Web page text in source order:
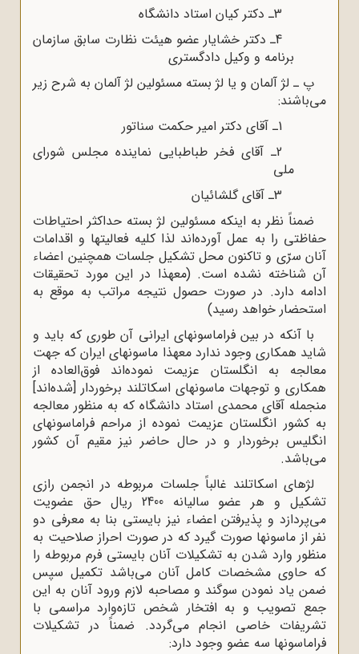
3ـ دکتر کیان استاد دانشگاه
4ـ دکتر خشایار عضو هیئت نظارت سابق سازمان
برنامه و وکیل دادگسترى
پ ـ لژ آلمان و یا لژ بسته مسئولین لژ آلمان به شرح زیر
مى‌باشند:
1ـ آقاى دکتر امیر حکمت سناتور
2ـ آقاى فخر طباطبایى نماینده مجلس شوراى
ملى
3ـ آقاى گلشائیان
ضمناً نظر به اینکه مسئولین لژ بسته حداکثر احتیاطات
حفاظتى را به عمل آورده‌اند لذا کلیه فعالیتها و اقدامات
آنان سرّى و تاکنون محل تشکیل جلسات همچنین اعضاء
آن شناخته نشده است. (معهذا در این مورد تحقیقات
ادامه دارد. در صورت حصول نتیجه مراتب به موقع به
استحضار خواهد رسید)
با آنکه در بین فراماسونهاى ایرانى آن طورى که باید و
شاید همکارى وجود ندارد معهذا ماسونهاى ایران که جهت
معالجه به انگلستان عزیمت نموده‌اند فوق‌العاده از
همکارى و توجهات ماسونهاى اسکاتلند برخوردار [شده‌اند]
منجمله آقاى محمدى استاد دانشگاه که به منظور معالجه
به کشور انگلستان عزیمت نموده از مراحم فراماسونهاى
انگلیس برخوردار و در حال حاضر نیز مقیم آن کشور
مى‌باشد.
لژهاى اسکاتلند غالباً جلسات مربوطه در انجمن رازى
تشکیل و هر عضو سالیانه 2400 ریال حق عضویت
مى‌پردازد و پذیرفتن اعضاء نیز بایستى بنا به معرفى دو
نفر از ماسونها صورت گیرد که در صورت احراز صلاحیت به
منظور وارد شدن به تشکیلات آنان بایستى فرم مربوطه را
که حاوى مشخصات کامل آنان مى‌باشد تکمیل سپس
ضمن یاد نمودن سوگند و مصاحبه لازم ورود آنان به این
جمع تصویب و به افتخار شخص تازه‌وارد مراسمى با
تشریفات خاصى انجام مى‌گردد. ضمناً در تشکیلات
فراماسونها سه عضو وجود دارد: